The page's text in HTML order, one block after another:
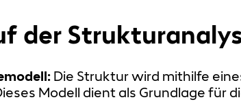
der
Die Struktur wird mithilfe
Modell dient als Grundlage für